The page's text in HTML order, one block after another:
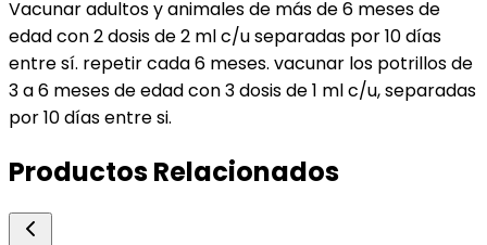
Vacunar adultos y animales de más de 6 meses de
edad con 2 dosis de 2 ml c/u separadas por 10 días
entre sí. repetir cada 6 meses. vacunar los potrillos de
3 a 6 meses de edad con 3 dosis de 1 ml c/u, separadas
por 10 días entre si.
Productos Relacionados